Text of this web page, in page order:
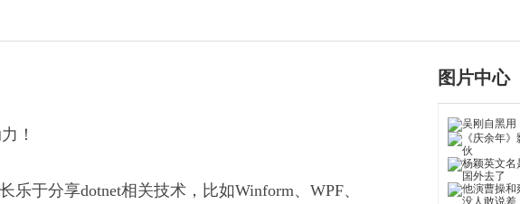
！
乐于分享dotnet相关技术，比如Winform、WPF、
图片中心